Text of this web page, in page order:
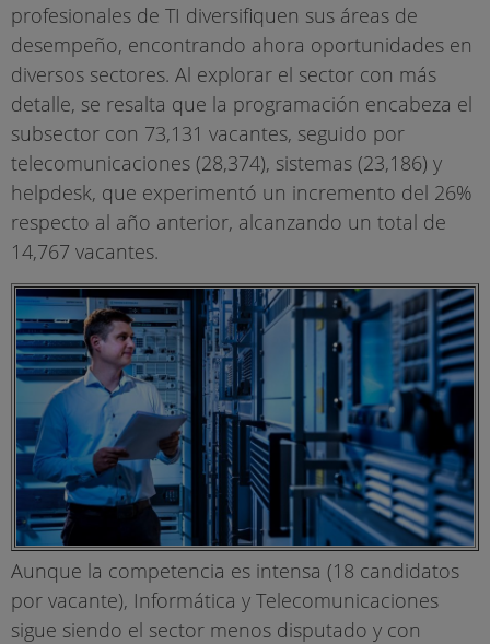
profesionales de TI diversifiquen sus áreas de
desempeño, encontrando ahora oportunidades en
diversos sectores. Al explorar el sector con más
detalle, se resalta que la programación encabeza el
subsector con 73,131 vacantes, seguido por
telecomunicaciones (28,374), sistemas (23,186) y
helpdesk, que experimentó un incremento del 26%
respecto al año anterior, alcanzando un total de
14,767 vacantes.
Aunque la competencia es intensa (18 candidatos
por vacante), Informática y Telecomunicaciones
sigue siendo el sector menos disputado y con